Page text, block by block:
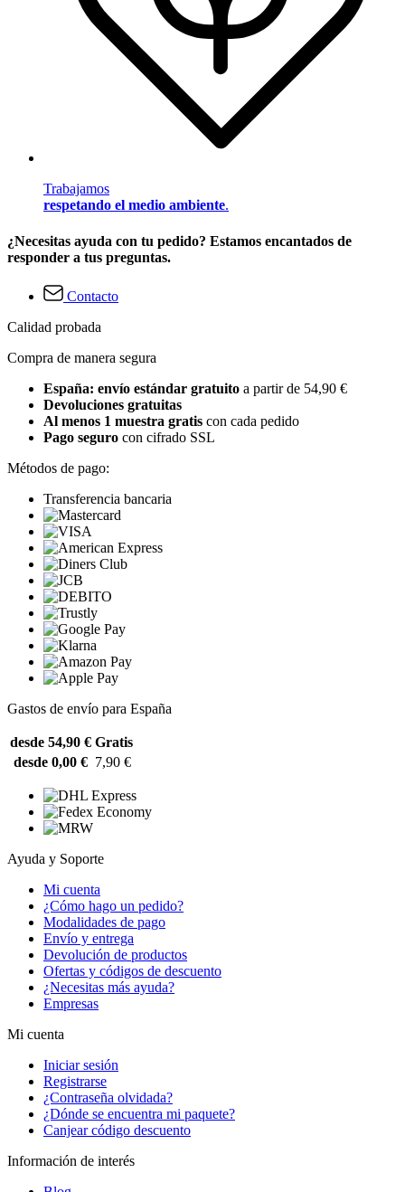
Trabajamos
respetando el medio ambiente.
¿Necesitas ayuda con tu pedido? Estamos encantados de
responder a tus preguntas.
Contacto
Calidad probada
Compra de manera segura
España: envío estándar gratuito a partir de 54,90 €
Devoluciones gratuitas
Al menos 1 muestra gratis con cada pedido
Pago seguro con cifrado SSL
Métodos de pago:
Transferencia bancaria
Gastos de envío para España
desde 54,90 € Gratis
desde 0,00 € 7,90 €
Ayuda y Soporte
Mi cuenta
¿Cómo hago un pedido?
Modalidades de pago
Envío y entrega
Devolución de productos
Ofertas y códigos de descuento
¿Necesitas más ayuda?
Empresas
Mi cuenta
Iniciar sesión
Registrarse
¿Contraseña olvidada?
¿Dónde se encuentra mi paquete?
Canjear código descuento
Información de interés